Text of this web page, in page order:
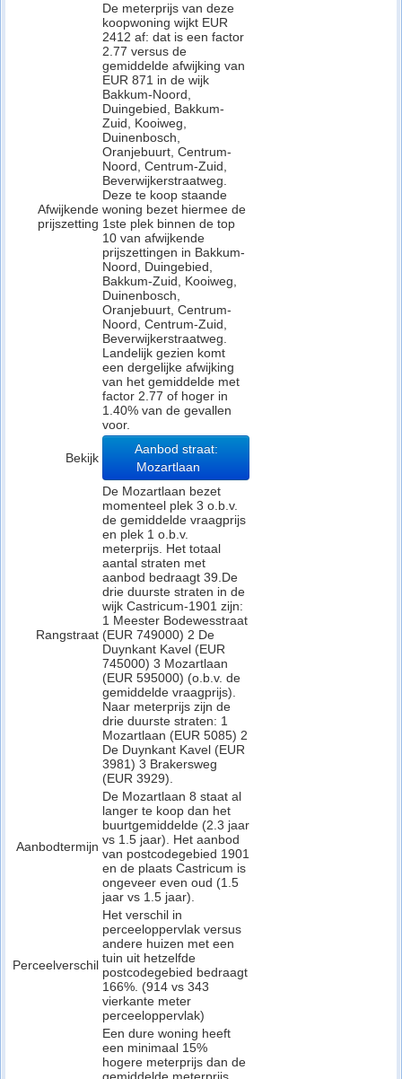
Afwijkende
prijszetting
De meterprijs van deze
koopwoning wijkt EUR
2412 af: dat is een factor
2.77 versus de
gemiddelde afwijking van
EUR 871 in de wijk
Bakkum-Noord,
Duingebied, Bakkum-
Zuid, Kooiweg,
Duinenbosch,
Oranjebuurt, Centrum-
Noord, Centrum-Zuid,
Beverwijkerstraatweg.
Deze te koop staande
woning bezet hiermee de
1ste plek binnen de top
10 van afwijkende
prijszettingen in Bakkum-
Noord, Duingebied,
Bakkum-Zuid, Kooiweg,
Duinenbosch,
Oranjebuurt, Centrum-
Noord, Centrum-Zuid,
Beverwijkerstraatweg.
Landelijk gezien komt
een dergelijke afwijking
van het gemiddelde met
factor 2.77 of hoger in
1.40% van de gevallen
voor.
Bekijk
Aanbod straat:
Mozartlaan
Rangstraat
De Mozartlaan bezet
momenteel plek 3 o.b.v.
de gemiddelde vraagprijs
en plek 1 o.b.v.
meterprijs. Het totaal
aantal straten met
aanbod bedraagt 39.De
drie duurste straten in de
wijk Castricum-1901 zijn:
1 Meester Bodewesstraat
(EUR 749000) 2 De
Duynkant Kavel (EUR
745000) 3 Mozartlaan
(EUR 595000) (o.b.v. de
gemiddelde vraagprijs).
Naar meterprijs zijn de
drie duurste straten: 1
Mozartlaan (EUR 5085) 2
De Duynkant Kavel (EUR
3981) 3 Brakersweg
(EUR 3929).
Aanbodtermijn
De Mozartlaan 8 staat al
langer te koop dan het
buurtgemiddelde (2.3 jaar
vs 1.5 jaar). Het aanbod
van postcodegebied 1901
en de plaats Castricum is
ongeveer even oud (1.5
jaar vs 1.5 jaar).
Perceelverschil
Het verschil in
perceeloppervlak versus
andere huizen met een
tuin uit hetzelfde
postcodegebied bedraagt
166%. (914 vs 343
vierkante meter
perceeloppervlak)
Een dure woning heeft
een minimaal 15%
hogere meterprijs dan de